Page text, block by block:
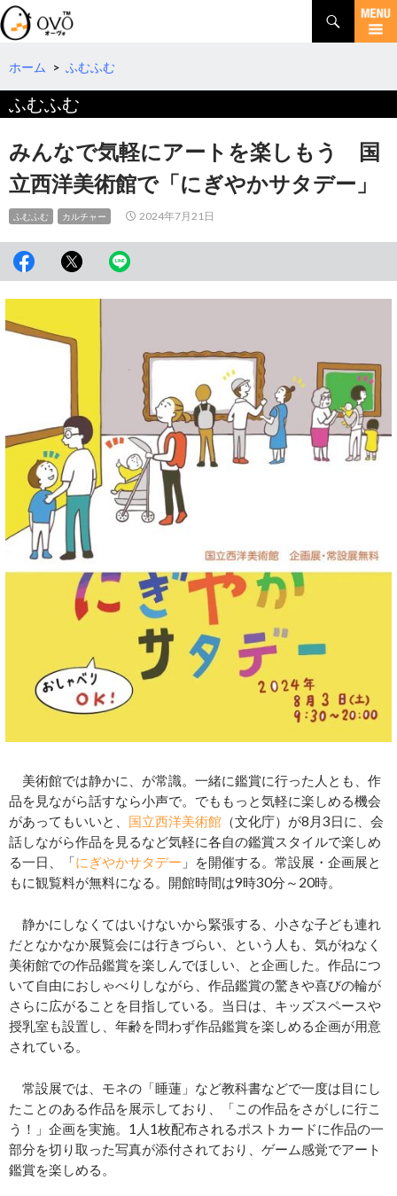
検
索
コ
テ
へ
動
ホーム > ふむふむ
ふむふむ
みんなで気軽にアートを楽しもう 国
立西洋美術館で「にぎやかサタデー」
ふむふむ カルチャー 2024年7月21日
美術館では静かに、が常識。一緒に鑑賞に行った人とも、作
品を見ながら話すなら小声で。でももっと気軽に楽しめる機会
があってもいいと、 国立西洋美術館 （文化庁）が8月3日に、会
話しながら作品を見るなど気軽に各自の鑑賞スタイルで楽しめ
る一日、「にぎやかサタデー 」を開催する。常設展・企画展と
もに観覧料が無料になる。開館時間は9時30分～20時。
静かにしなくてはいけないから緊張する、小さな子ども連れ
だとなかなか展覧会には行きづらい、という人も、気がねなく
美術館での作品鑑賞を楽しんでほしい、と企画した。作品につ
いて自由におしゃべりしながら、作品鑑賞の驚きや喜びの輪が
さらに広がることを目指している。当日は、キッズスペースや
授乳室も設置し、年齢を問わず作品鑑賞を楽しめる企画が用意
されている。
常設展では、モネの「睡蓮」など教科書などで一度は目にし
たことのある作品を展示しており、「この作品をさがしに行こ
う！」企画を実施。1人1枚配布されるポストカードに作品の一
部分を切り取った写真が添付されており、ゲーム感覚でアート
鑑賞を楽しめる。